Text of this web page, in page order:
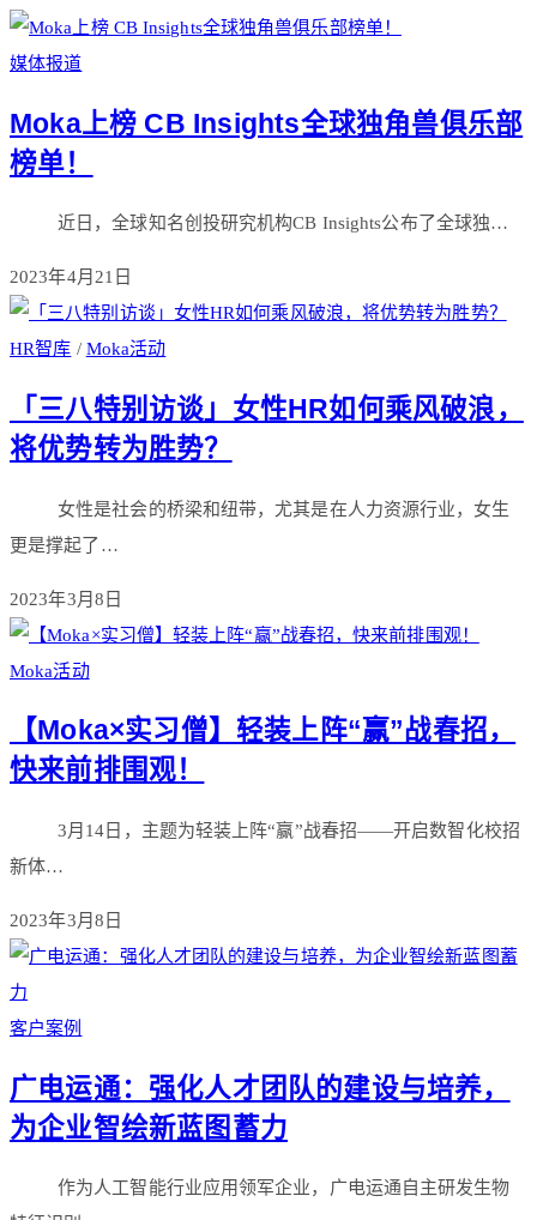
媒体报道
Moka上榜 CB Insights全球独角兽俱乐部
榜单！
近日，全球知名创投研究机构CB Insights公布了全球独…
2023年4月21日
HR智库 / Moka活动
「三八特别访谈」女性HR如何乘风破浪，
将优势转为胜势？
女性是社会的桥梁和纽带，尤其是在人力资源行业，女生
更是撑起了…
2023年3月8日
Moka活动
【Moka×实习僧】轻装上阵“赢”战春招，
快来前排围观！
3月14日，主题为轻装上阵“赢”战春招——开启数智化校招
新体…
2023年3月8日
客户案例
广电运通：强化人才团队的建设与培养，
为企业智绘新蓝图蓄力
作为人工智能行业应用领军企业，广电运通自主研发生物